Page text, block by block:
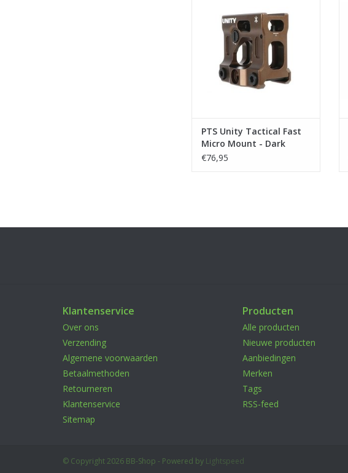
TOEVOEGEN AAN WINKELWAGEN
PTS Unity Tactical Fast
Micro Mount - Dark
Earth
€76,95
Klantenservice
Over ons
Verzending
Algemene voorwaarden
Betaalmethoden
Retourneren
Klantenservice
Sitemap
Producten
Alle producten
Nieuwe producten
Aanbiedingen
Merken
Tags
RSS-feed
© Copyright 2026 BB-Shop - Powered by Lightspeed